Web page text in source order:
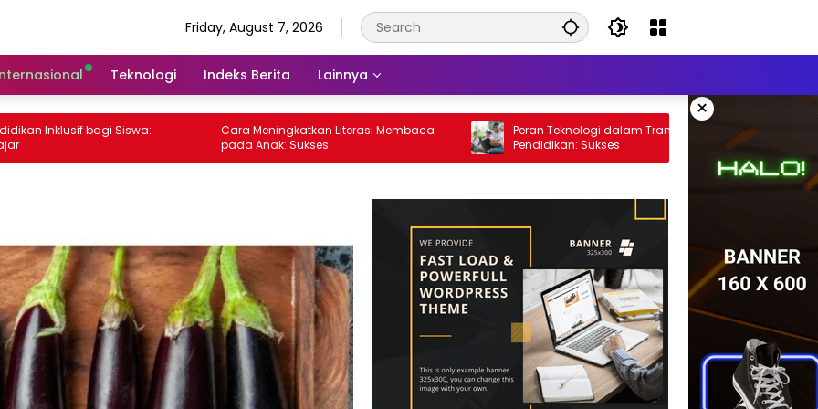
Friday, August 7, 2026
Teknologi Indeks Berita Lainnya
×
bagi Siswa:
Cara Meningkatkan Literasi Membaca
pada Anak: Sukses
Peran Teknologi dalam Transformasi
Pendidikan: Sukses